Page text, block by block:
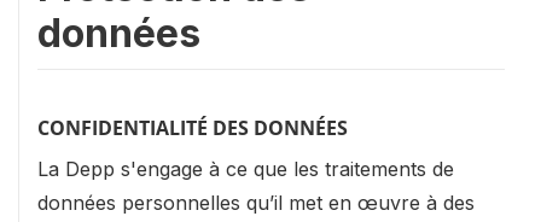
données
CONFIDENTIALITÉ DES DONNÉES
La Depp s'engage à ce que les traitements de
données personnelles qu’il met en œuvre à des